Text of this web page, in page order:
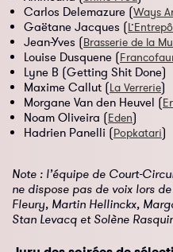
Carlos Delemazure (Ways
Gaëtane Jacques (
Jean-Yves (Brasserie de la
Louise Dusquene (
Lyne B (Getting Shit Done)
Maxime Callut (La Verrerie)
Morgane Van den Heuvel (
Noam Oliveira (Eden)
Hadrien Panelli (Popkatari)
Note : l’équipe de Court-
ne dispose pas de voix lors
Fleury, Martin Hellinckx,
Stan Levacq et Solène